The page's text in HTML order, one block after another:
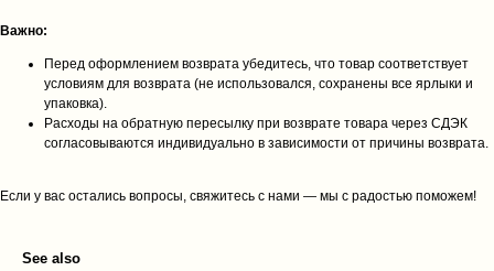
Важно:
Перед оформлением возврата убедитесь, что товар соответствует
условиям для возврата (не использовался, сохранены все ярлыки и
упаковка).
Расходы на обратную пересылку при возврате товара через СДЭК
согласовываются индивидуально в зависимости от причины возврата.
Если у вас остались вопросы, свяжитесь с нами — мы с радостью поможем!
See also